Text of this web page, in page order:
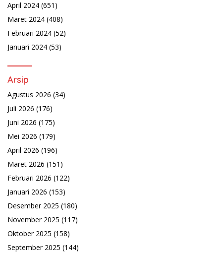
April 2024 (651)
Maret 2024 (408)
Februari 2024 (52)
Januari 2024 (53)
Arsip
Agustus 2026 (34)
Juli 2026 (176)
Juni 2026 (175)
Mei 2026 (179)
April 2026 (196)
Maret 2026 (151)
Februari 2026 (122)
Januari 2026 (153)
Desember 2025 (180)
November 2025 (117)
Oktober 2025 (158)
September 2025 (144)